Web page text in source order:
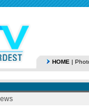
HOME |